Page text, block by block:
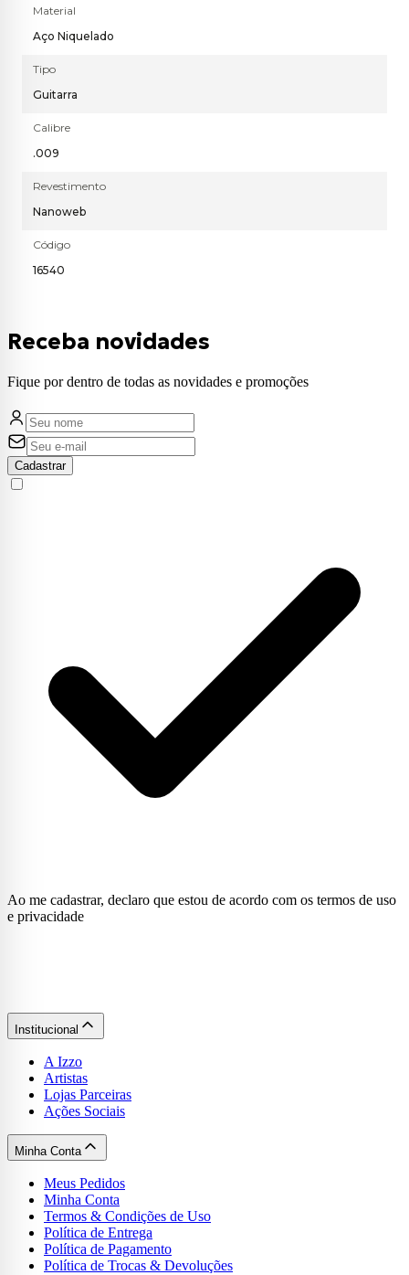
Material
Aço Niquelado
Tipo
Guitarra
Calibre
.009
Revestimento
Nanoweb
Código
16540
Receba novidades
Fique por dentro de todas as novidades e promoções
Cadastrar
Ao me cadastrar, declaro que estou de acordo com os termos de uso
e privacidade
Institucional
A Izzo
Artistas
Lojas Parceiras
Ações Sociais
Minha Conta
Meus Pedidos
Minha Conta
Termos & Condições de Uso
Política de Entrega
Política de Pagamento
Política de Trocas & Devoluções